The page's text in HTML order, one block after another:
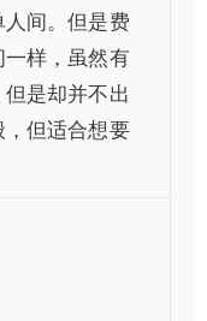
间。但是费
样，虽然有
是却并不出
但适合想要